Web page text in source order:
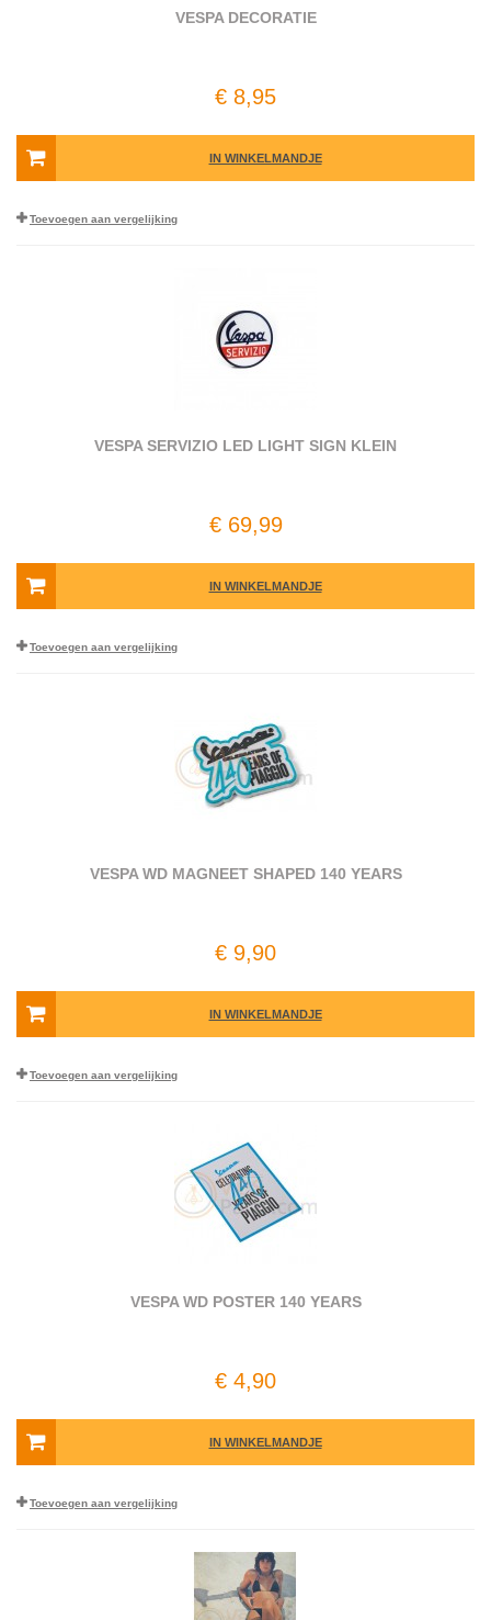
VESPA DECORATIE
€ 8,95
IN WINKELMANDJE
Toevoegen aan vergelijking
VESPA SERVIZIO LED LIGHT SIGN KLEIN
€ 69,99
IN WINKELMANDJE
Toevoegen aan vergelijking
VESPA WD MAGNEET SHAPED 140 YEARS
€ 9,90
IN WINKELMANDJE
Toevoegen aan vergelijking
VESPA WD POSTER 140 YEARS
€ 4,90
IN WINKELMANDJE
Toevoegen aan vergelijking